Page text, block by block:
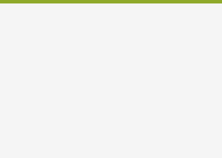
Contacte con nosotros a través del siguiente